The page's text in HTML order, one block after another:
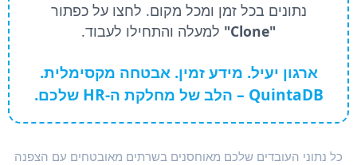
נתונים בכל זמן ומכל מקום. לחצו על כפתור
"Clone"
למעלה והתחילו לעבוד.
ארגון יעיל. מידע זמין. אבטחה מקסימלית.
QuintaDB – הלב של מחלקת ה-HR שלכם.
כל נתוני העובדים שלכם מאוחסנים בשרתים מאובטחים עם הצפנה